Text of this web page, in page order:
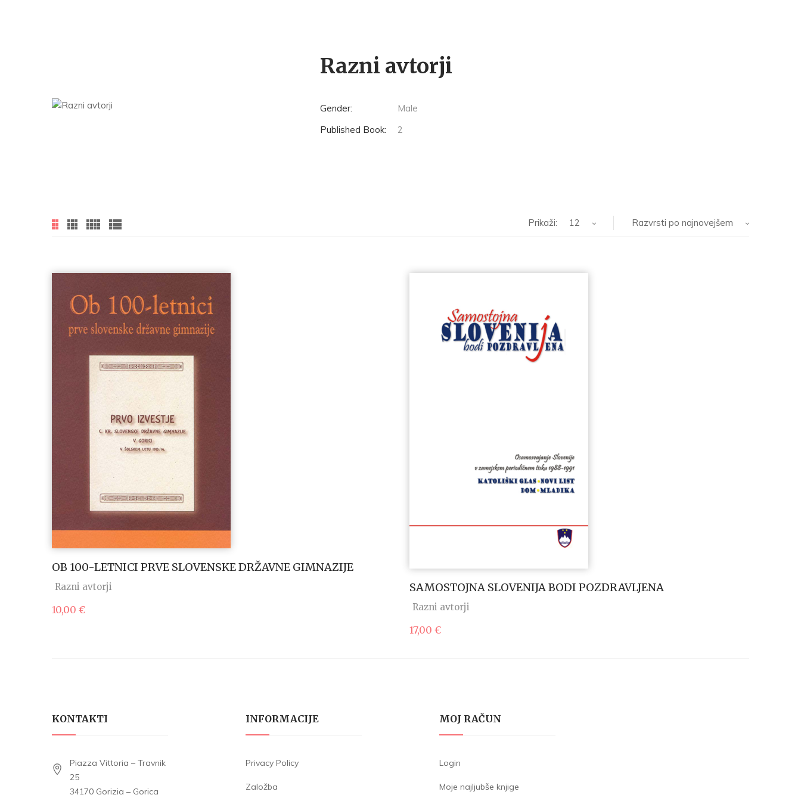
Razni avtorji
Gender:
Male
Published Book:
2
Razvrsti po najnovejšem
Prikaži: 12
OB 100-LETNICI PRVE SLOVENSKE DRŽAVNE GIMNAZIJE
Razni avtorji
10,00 €
SAMOSTOJNA SLOVENIJA BODI POZDRAVLJENA
Razni avtorji
17,00 €
KONTAKTI
Piazza Vittoria – Travnik
25
34170 Gorizia – Gorica
INFORMACIJE
Privacy Policy
Založba
MOJ RAČUN
Login
Moje najljubše knjige